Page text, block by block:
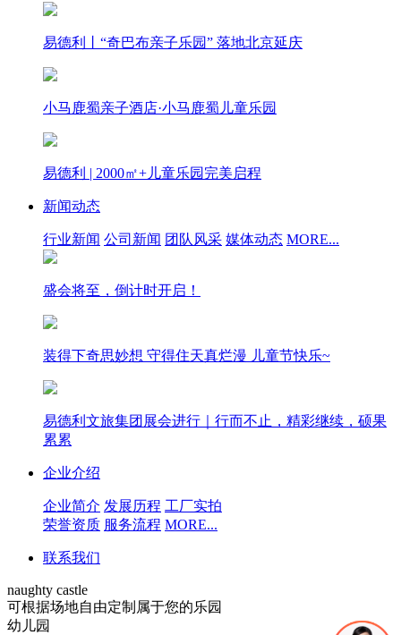
易德利丨“奇巴布亲子乐园” 落地北京延庆
小马鹿蜀亲子酒店·小马鹿蜀儿童乐园
易德利 | 2000㎡+儿童乐园完美启程
新闻动态
行业新闻 公司新闻 团队风采 媒体动态 MORE...
盛会将至，倒计时开启！
装得下奇思妙想 守得住天真烂漫 儿童节快乐~
易德利文旅集团展会进行｜行而不止，精彩继续，硕果
累累
企业介绍
企业简介 发展历程 工厂实拍
荣誉资质 服务流程 MORE...
联系我们
naughty castle
可根据场地自由定制属于您的乐园
幼儿园